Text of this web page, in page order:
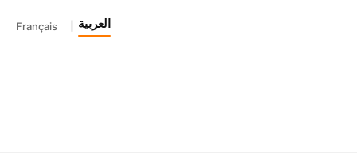
العربية Français